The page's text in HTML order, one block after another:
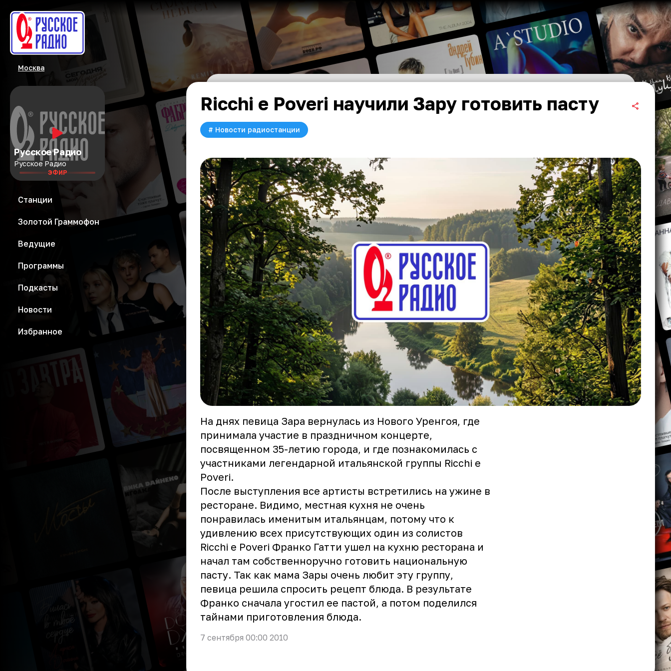
Москва
Русское Радио
Русское Радио
ЭФИР
Станции
Золотой Граммофон
Ведущие
Программы
Подкасты
Новости
Избранное
Ricchi e Poveri научили Зару готовить пасту
# Новости радиостанции
На днях певица Зара вернулась из Нового Уренгоя, где
принимала участие в праздничном концерте,
посвященном 35-летию города, и где познакомилась с
участниками легендарной итальянской группы Ricchi e
Poveri.
После выступления все артисты встретились на ужине в
ресторане. Видимо, местная кухня не очень
понравилась именитым итальянцам, потому что к
удивлению всех присутствующих один из солистов
Ricchi e Poveri Франко Гатти ушел на кухню ресторана и
начал там собственноручно готовить национальную
пасту. Так как мама Зары очень любит эту группу,
певица решила спросить рецепт блюда. В результате
Франко сначала угостил ее пастой, а потом поделился
тайнами приготовления блюда.
7 сентября 00:00 2010